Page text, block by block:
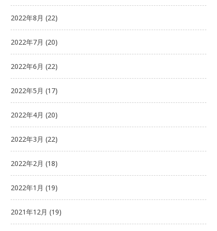
2022年8月 (22)
2022年7月 (20)
2022年6月 (22)
2022年5月 (17)
2022年4月 (20)
2022年3月 (22)
2022年2月 (18)
2022年1月 (19)
2021年12月 (19)